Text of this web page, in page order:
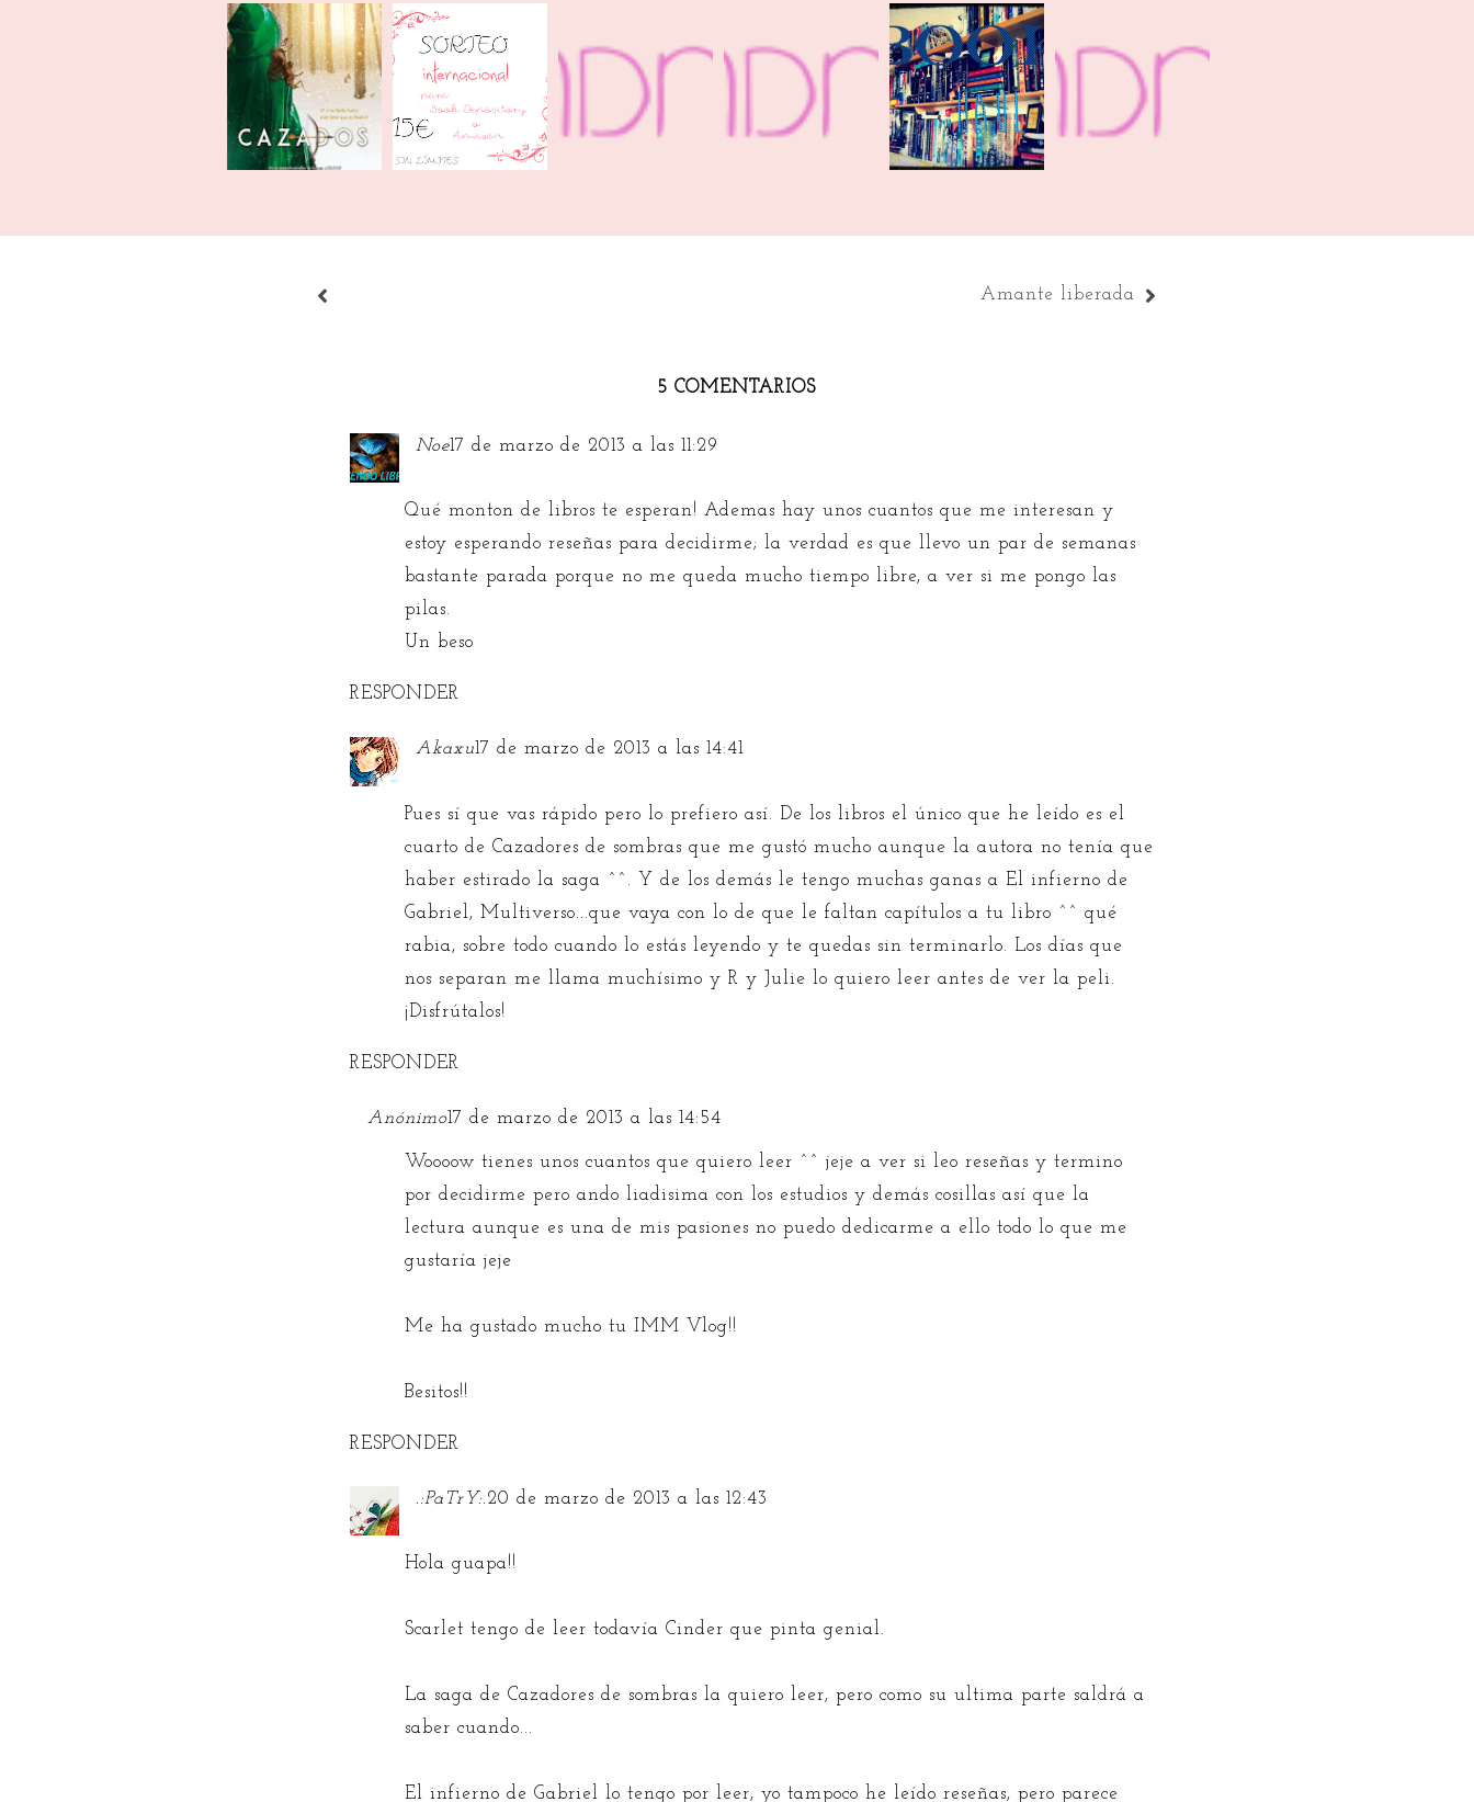
IMM | Mayo
2019
IMM | Abril
2016 + Sorteo 5
anivers...
IMM | Octubre
2014
IMM | Agosto
2014
IMM | Marzo
2014 (2)
IMM | Marzo
2014
Amante liberada
5 COMENTARIOS
Noe17 de marzo de 2013 a las 11:29
Qué monton de libros te esperan! Ademas hay unos cuantos que me interesan y
estoy esperando reseñas para decidirme; la verdad es que llevo un par de semanas
bastante parada porque no me queda mucho tiempo libre, a ver si me pongo las
pilas.
Un beso
RESPONDER
Akaxu17 de marzo de 2013 a las 14:41
Pues sí que vas rápido pero lo prefiero así. De los libros el único que he leído es el
cuarto de Cazadores de sombras que me gustó mucho aunque la autora no tenía que
haber estirado la saga ^^. Y de los demás le tengo muchas ganas a El infierno de
Gabriel, Multiverso...que vaya con lo de que le faltan capítulos a tu libro ^^ qué
rabia, sobre todo cuando lo estás leyendo y te quedas sin terminarlo. Los días que
nos separan me llama muchísimo y R y Julie lo quiero leer antes de ver la peli.
¡Disfrútalos!
RESPONDER
Anónimo17 de marzo de 2013 a las 14:54
Woooow tienes unos cuantos que quiero leer ^^ jeje a ver si leo reseñas y termino
por decidirme pero ando liadisima con los estudios y demás cosillas así que la
lectura aunque es una de mis pasiones no puedo dedicarme a ello todo lo que me
gustaría jeje
Me ha gustado mucho tu IMM Vlog!!
Besitos!!
RESPONDER
.:PaTrY:.20 de marzo de 2013 a las 12:43
Hola guapa!!
Scarlet tengo de leer todavía Cinder que pinta genial.
La saga de Cazadores de sombras la quiero leer, pero como su ultima parte saldrá a
saber cuando...
El infierno de Gabriel lo tengo por leer, yo tampoco he leído reseñas, pero parece